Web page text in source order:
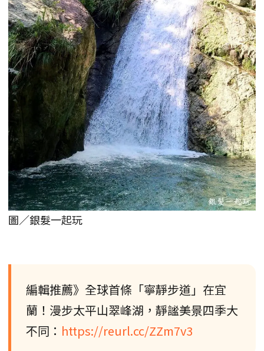
圖／銀髮一起玩
編輯推薦》全球首條「寧靜步道」在宜
蘭！漫步太平山翠峰湖，靜謐美景四季大
不同： https://reurl.cc/ZZm7v3